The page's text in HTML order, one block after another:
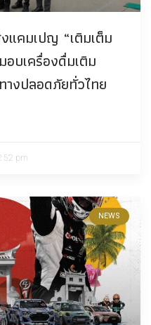
คมเปญ “เติมเต็ม
บเครื่องดื่มเติม
งปลอดภัยทั่วไทย
pm
NEWS